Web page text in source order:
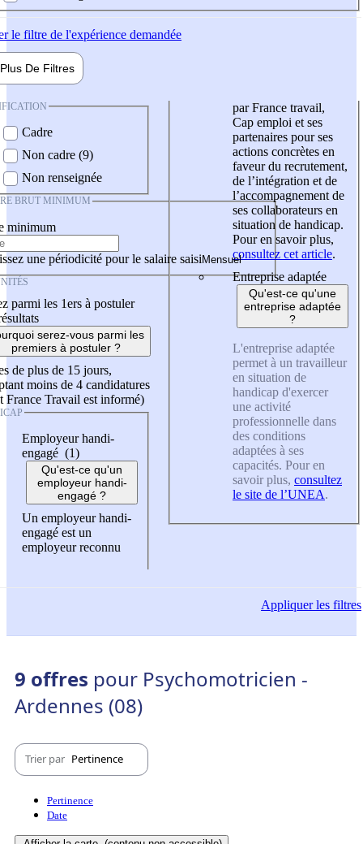
le filtre de l'expérience demandée
Plus De Filtres
Cadre
Non cadre (9)
Non renseignée
BRUT MINIMUM
minimum
une périodicité pour le salaire saisi
parmi les 1ers à postuler
serez-vous parmi les
premiers à postuler ?
de plus de 15 jours,
moins de 4 candidatures
France Travail est informé)
Employeur handi-
engagé (1)
Qu'est-ce qu'un
employeur handi-
engagé ?
Un employeur handi-
engagé est un
employeur reconnu
par France travail,
Cap emploi et ses
partenaires pour ses
actions concrètes en
faveur du recrutement,
de l’intégration et de
l’accompagnement de
ses collaborateurs en
situation de handicap.
Pour en savoir plus,
consultez cet article.
Entreprise adaptée
Qu'est-ce qu'une
entreprise adaptée
?
L'entreprise adaptée
permet à un travailleur
en situation de
handicap d'exercer
une activité
professionnelle dans
des conditions
adaptées à ses
capacités. Pour en
savoir plus, consultez
le site de l’UNEA.
Appliquerles filtres
9 offres pour Psychomotricien -
Ardennes (08)
Trier par Pertinence
Pertinence
Date